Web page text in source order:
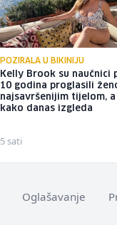
POZIRALA U BIKINIJU
Kelly Brook su naučnici
10 godina proglasili
najsavršenijim tijelom, a
kako danas izgleda
5 sati
Oglašavanje